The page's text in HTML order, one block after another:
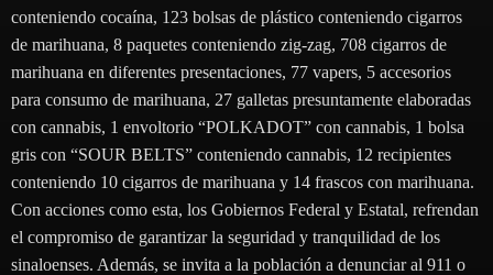
conteniendo cocaína, 123 bolsas de plástico conteniendo cigarros
de marihuana, 8 paquetes conteniendo zig-zag, 708 cigarros de
marihuana en diferentes presentaciones, 77 vapers, 5 accesorios
para consumo de marihuana, 27 galletas presuntamente elaboradas
con cannabis, 1 envoltorio “POLKADOT” con cannabis, 1 bolsa
gris con “SOUR BELTS” conteniendo cannabis, 12 recipientes
conteniendo 10 cigarros de marihuana y 14 frascos con marihuana.
Con acciones como esta, los Gobiernos Federal y Estatal, refrendan
el compromiso de garantizar la seguridad y tranquilidad de los
sinaloenses. Además, se invita a la población a denunciar al 911 o